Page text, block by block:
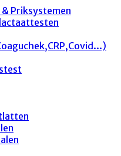
Priksystemen